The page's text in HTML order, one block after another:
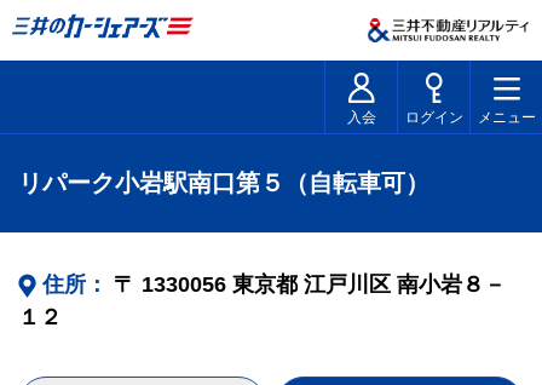
入会 ログイン メニュー
リパーク小岩駅南口第５（自転車可）
住所： 〒 1330056 東京都 江戸川区 南小岩８－
１２